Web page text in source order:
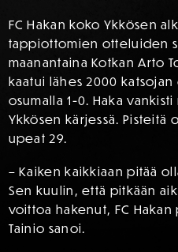
FC Hakan koko Ykkösen
tappiottomien otteluiden
maanantaina Kotkan Arto
kaatui lähes 2000
osumalla 1-0. Haka
Ykkösen kärjessä. Pisteitä
upeat 29.
– Kaiken kaikkiaan pitää
Sen kuulin, että pitkään
voittoa hakenut, FC Hakan
Tainio sanoi.